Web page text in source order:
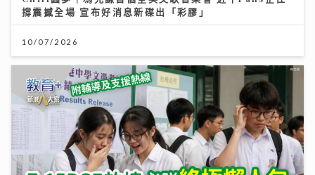
撐震撼全場 宣布好消息新碟出「彩膠」
10/07/2026